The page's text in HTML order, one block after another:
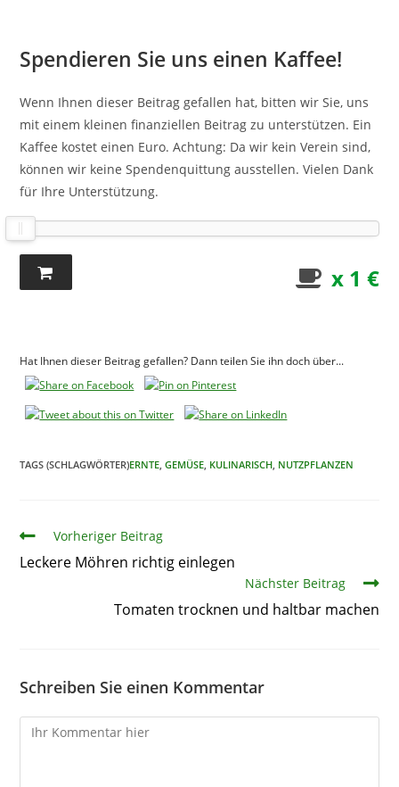
Spendieren Sie uns einen Kaffee!
Wenn Ihnen dieser Beitrag gefallen hat, bitten wir Sie, uns
mit einem kleinen finanziellen Beitrag zu unterstützen. Ein
Kaffee kostet einen Euro. Achtung: Da wir kein Verein sind,
können wir keine Spendenquittung ausstellen. Vielen Dank
für Ihre Unterstützung.
x 1 €
Hat Ihnen dieser Beitrag gefallen? Dann teilen Sie ihn doch über...
TAGS (SCHLAGWÖRTER)ERNTE, GEMÜSE, KULINARISCH, NUTZPFLANZEN
ArtikelVorheriger Beitrag
Leckere Möhren richtig einlegen
Nächster Beitrag
Tomaten trocknen und haltbar machen
Schreiben Sie einen Kommentar
Kommentare